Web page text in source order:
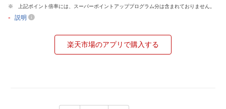
上記ポイント倍率には、スーパーポイントアッププログラム分は含まれておりません。
- 説明
楽天市場のアプリで購入する